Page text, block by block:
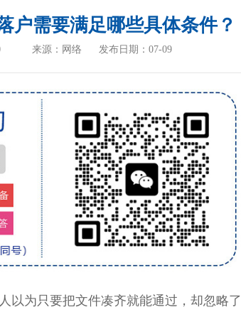
户需要满足哪些具体条件？
来源：网络 发布日期：07-09
为只要把文件凑齐就能通过，却忽略了